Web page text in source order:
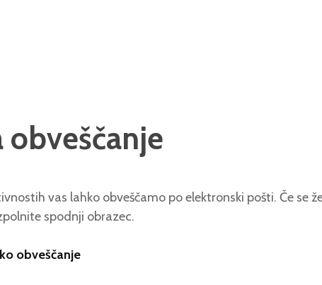
obveščanje
vas lahko obveščamo po elektronski pošti. Če se
spodnji obrazec.
obveščanje